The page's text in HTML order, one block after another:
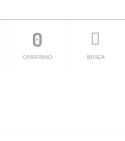
BUSCA
0
CARRINHO